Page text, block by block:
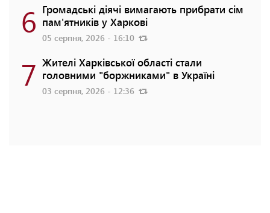
6 Громадські діячі вимагають прибрати сім
пам'ятників у Харкові
05 серпня, 2026 - 16:10
7 Жителі Харківської області стали
головними "боржниками" в Україні
03 серпня, 2026 - 12:36